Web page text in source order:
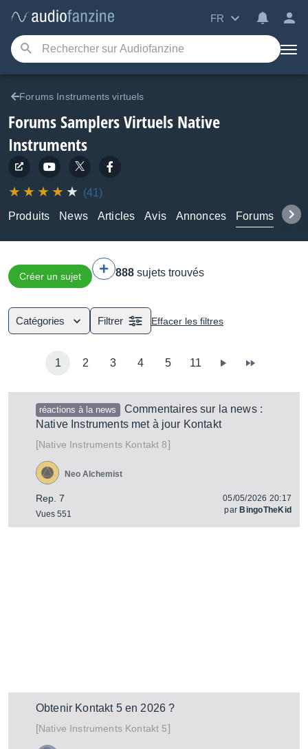
FR
Forums Instruments virtuels
Forums Samplers Virtuels Native
Instruments
(41)
Produits
News Articles Avis Annonces Forums
Créer un sujet 888 sujets trouvés
Catégories Filtrer Effacer les filtres
1 2 3 4 5 11
réactions à la news
Commentaires sur la news :
Native Instruments met à jour Kontakt
[Native InstrumentsKontakt 8]
Rep. 7
Vues 551
Neo Alchemist
05/05/2026 20:17
par BingoTheKid
Obtenir Kontakt 5 en 2026 ?
[Native InstrumentsKontakt 5]